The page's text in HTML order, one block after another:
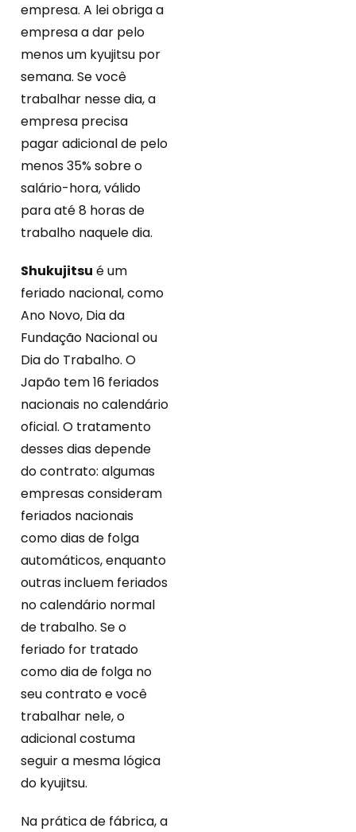
empresa. A lei obriga a
empresa a dar pelo
menos um kyujitsu por
semana. Se você
trabalhar nesse dia, a
empresa precisa
pagar adicional de pelo
menos 35% sobre o
salário-hora, válido
para até 8 horas de
trabalho naquele dia.
Shukujitsu é um
feriado nacional, como
Ano Novo, Dia da
Fundação Nacional ou
Dia do Trabalho. O
Japão tem 16 feriados
nacionais no calendário
oficial. O tratamento
desses dias depende
do contrato: algumas
empresas consideram
feriados nacionais
como dias de folga
automáticos, enquanto
outras incluem feriados
no calendário normal
de trabalho. Se o
feriado for tratado
como dia de folga no
seu contrato e você
trabalhar nele, o
adicional costuma
seguir a mesma lógica
do kyujitsu.
Na prática de fábrica, a